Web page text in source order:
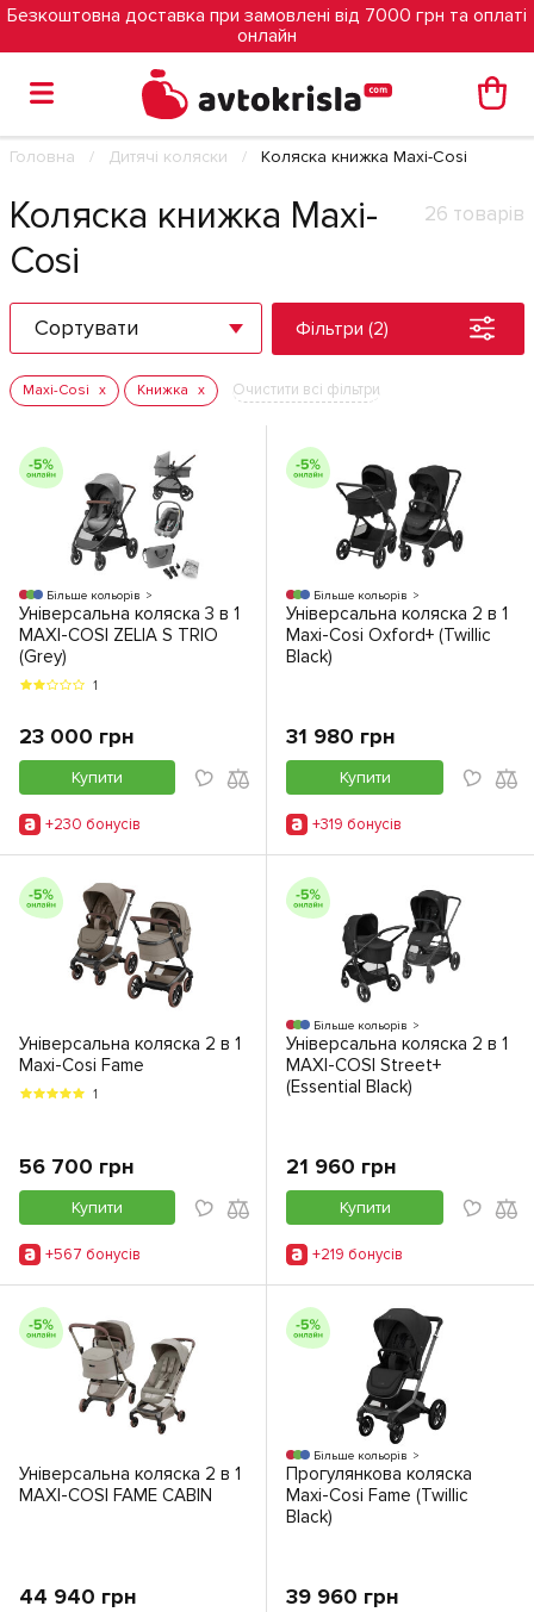
Безкоштовна доставка при замовлені від 7000 грн та оплаті
онлайн
Головна Дитячі коляски Коляска книжка Maxi-Cosi
Коляска книжка Maxi-
Cosi
26 товарів
Сортувати Фільтри (2)
Maxi-Cosi Книжка Очистити всі фільтри
Більше кольорів
Універсальна коляска 3 в 1
MAXI-COSI ZELIA S TRIO
(Grey)
1
23 000 грн
Купити
+230 бонусiв
Більше кольорів
Універсальна коляска 2 в 1
Maxi-Cosi Oxford+ (Twillic
Black)
31 980 грн
Купити
+319 бонусiв
Універсальна коляска 2 в 1
Maxi-Cosi Fame
1
56 700 грн
Купити
+567 бонусiв
Більше кольорів
Універсальна коляска 2 в 1
MAXI-COSI Street+
(Essential Black)
21 960 грн
Купити
+219 бонусiв
Універсальна коляска 2 в 1
MAXI-COSI FAME CABIN
44 940 грн
Більше кольорів
Прогулянкова коляска
Maxi-Cosi Fame (Twillic
Black)
39 960 грн